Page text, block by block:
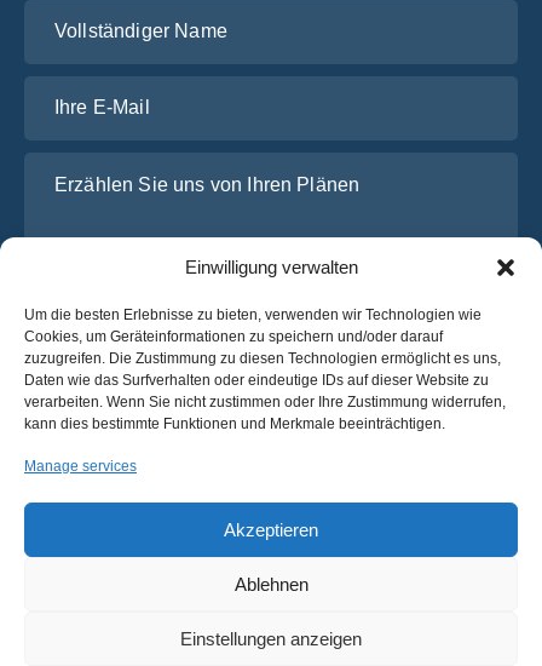
Einwilligung verwalten
Um die besten Erlebnisse zu bieten, verwenden wir Technologien wie
Cookies, um Geräteinformationen zu speichern und/oder darauf
zuzugreifen. Die Zustimmung zu diesen Technologien ermöglicht es uns,
Daten wie das Surfverhalten oder eindeutige IDs auf dieser Website zu
verarbeiten. Wenn Sie nicht zustimmen oder Ihre Zustimmung widerrufen,
kann dies bestimmte Funktionen und Merkmale beeinträchtigen.
Manage services
Akzeptieren
Ablehnen
Einstellungen anzeigen
© 2025 OsaBus © Alle Rechte vorbehalten.
Ich habe dieDatenschutz-Bestimmungenvon OsaBus
Ein Angebot einholen